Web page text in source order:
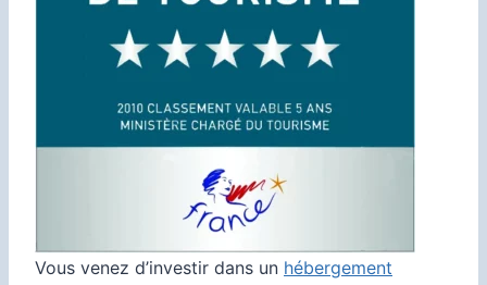
Vous venez d’investir dans un hébergement